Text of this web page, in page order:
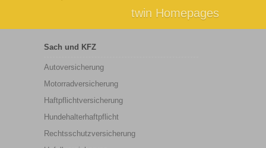
twin Homepages
Sach und KFZ
Autoversicherung
Motorradversicherung
Haftpflichtversicherung
Hundehalterhaftpflicht
Rechtsschutzversicherung